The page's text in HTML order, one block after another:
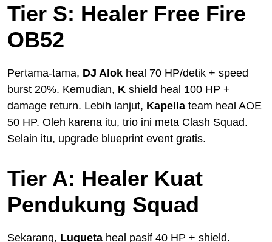
Tier S: Healer Free Fire
OB52
Pertama-tama, DJ Alok heal 70 HP/detik + speed
burst 20%. Kemudian, K shield heal 100 HP +
damage return. Lebih lanjut, Kapella team heal AOE
50 HP. Oleh karena itu, trio ini meta Clash Squad.
Selain itu, upgrade blueprint event gratis.
Tier A: Healer Kuat
Pendukung Squad
Sekarang, Luqueta heal pasif 40 HP + shield.